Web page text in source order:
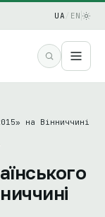
UA EN
на Вінниччині